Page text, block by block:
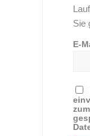
Sie
E-